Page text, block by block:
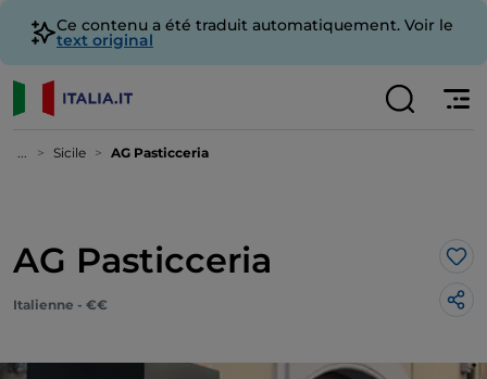
Ce contenu a été traduit automatiquement. Voir le
text original
... Sicile AG Pasticceria
AG Pasticceria
Italienne - €€